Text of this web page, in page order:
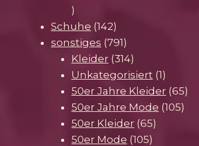
30
Produkte
Schuhe 142142
Produkte
sonstiges 791791
Produkte
Kleider 314314
Produkte
Unkategorisiert 11
Produkt
50er Jahre Kleider 6565
50er Jahre Mode 105105
50er Kleider 6565
50er Mode 105105